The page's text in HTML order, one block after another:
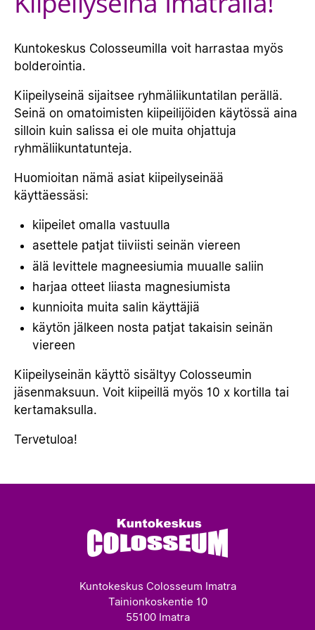
YHTEYSTIEDOT
Kuntokeskus Colosseumilla voit harrastaa myös
bolderointia.
Kiipeilyseinä sijaitsee ryhmäliikuntatilan perällä.
Seinä on omatoimisten kiipeilijöiden käytössä aina
silloin kuin salissa ei ole muita ohjattuja
ryhmäliikuntatunteja.
Huomioitan nämä asiat kiipeilyseinää
käyttäessäsi:
kiipeilet omalla vastuulla
asettele patjat tiiviisti seinän viereen
älä levittele magneesiumia muualle saliin
harjaa otteet liiasta magnesiumista
kunnioita muita salin käyttäjiä
käytön jälkeen nosta patjat takaisin seinän
viereen
Kiipeilyseinän käyttö sisältyy Colosseumin
jäsenmaksuun. Voit kiipeillä myös 10 x kortilla tai
kertamaksulla.
Tervetuloa!
Kuntokeskus Colosseum Imatra
Tainionkoskentie 10
55100 Imatra